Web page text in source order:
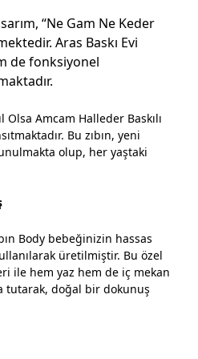
“Ne Gam Ne Keder
Aras Baskı Evi
de fonksiyonel
Amcam Halleder Baskılı
Bu zıbın, yeni
olup, her yaştaki
Body bebeğinizin hassas
üretilmiştir. Bu özel
ile hem yaz hem de iç mekan
tutarak, doğal bir dokunuş